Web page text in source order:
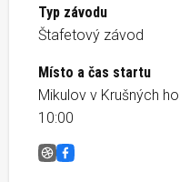
Typ závodu
Štafetový závod
Místo a čas startu
Mikulov v Krušných
10:00
Krušnohorský Everest
Facebook